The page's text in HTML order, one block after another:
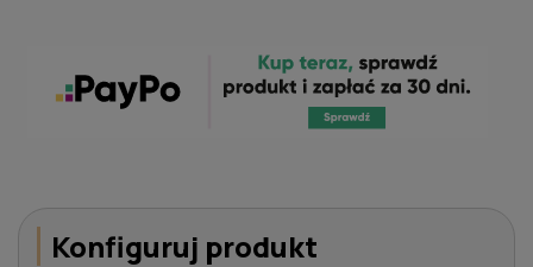
Konfiguruj produkt